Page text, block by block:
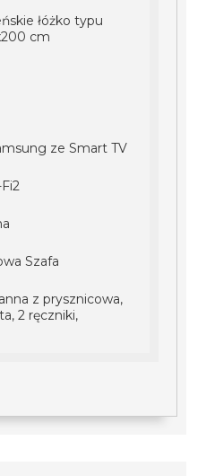
łóżko typu
cm
ze Smart TV
Szafa
z prysznicowa,
2 ręczniki,